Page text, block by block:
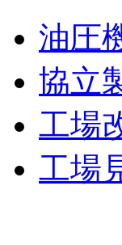
油圧
協立
工場
工場